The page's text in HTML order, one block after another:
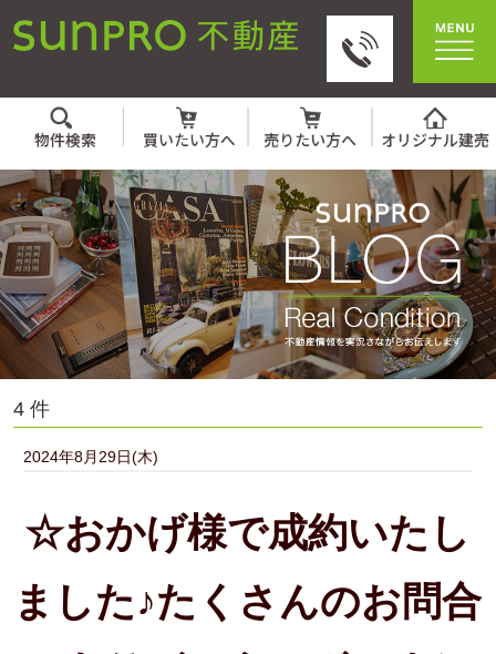
4 件
2024年8月29日(木)
☆おかげ様で成約いたし
ました♪たくさんのお問合
せありがとうございまし
た☆【13593】